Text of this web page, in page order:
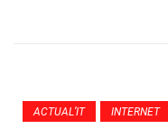
ACTUAL’IT INTERNET